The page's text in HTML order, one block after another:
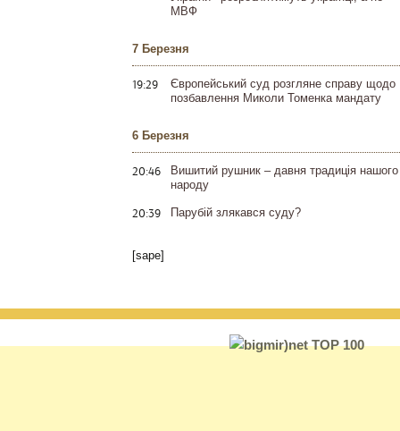
МВФ
7 Березня
19:29
Європейський суд розгляне справу щодо
позбавлення Миколи Томенка мандату
6 Березня
20:46
Вишитий рушник – давня традиція нашого
народу
20:39 Парубій злякався суду?
[sape]